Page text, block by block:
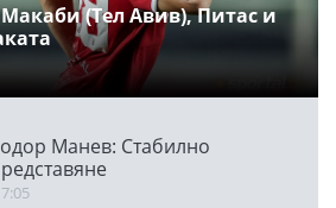
(Тел Авив), Питас и
Манев: Стабилно